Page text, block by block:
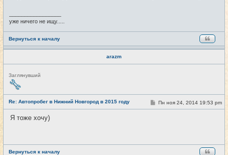
уже ничего не ищу.....
Вернуться к началу
arazm
Н
е
в
т
и
Заглянувший
Re: Автопробег в Нижний Новгород в 2015 году #18
С
о
и
Пн ноя 24, 2014 19:53 pm
Я тоже хочу)
Вернуться к началу